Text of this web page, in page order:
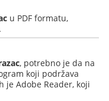
u PDF formatu,
, potrebno je da na
koji podržava
je Adobe Reader, koji